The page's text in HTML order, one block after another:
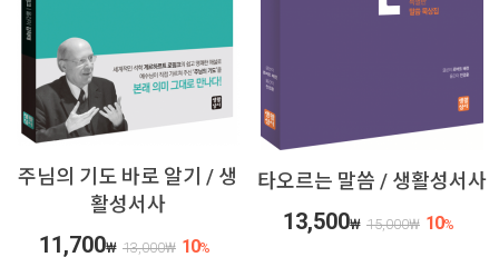
주님의 기도 바로 알기 / 생
활성서사
11,700₩ 13,000₩ 10%
타오르는 말씀 / 생활성서사
13,500₩ 15,000₩ 10%